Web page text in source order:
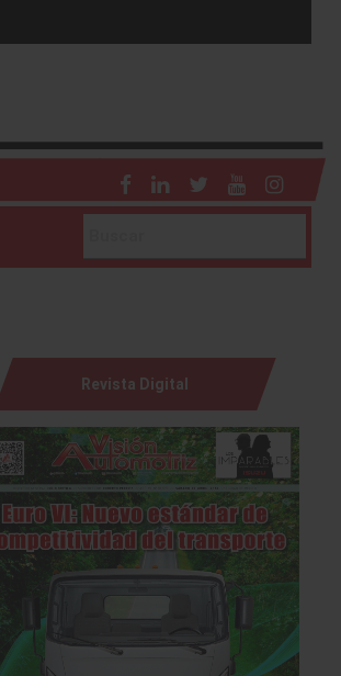
Revista Digital